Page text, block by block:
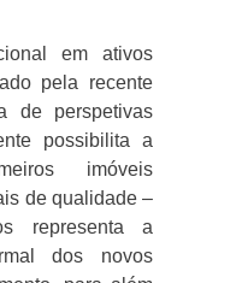
em ativos
pela recente
de perspetivas
possibilita a
imóveis
de qualidade –
representa a
dos novos